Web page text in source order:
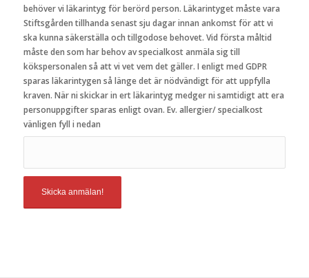
behöver vi läkarintyg för berörd person. Läkarintyget måste vara
Stiftsgården tillhanda senast sju dagar innan ankomst för att vi
ska kunna säkerställa och tillgodose behovet. Vid första måltid
måste den som har behov av specialkost anmäla sig till
kökspersonalen så att vi vet vem det gäller. I enligt med GDPR
sparas läkarintygen så länge det är nödvändigt för att uppfylla
kraven. När ni skickar in ert läkarintyg medger ni samtidigt att era
personuppgifter sparas enligt ovan. Ev. allergier/ specialkost
vänligen fyll i nedan